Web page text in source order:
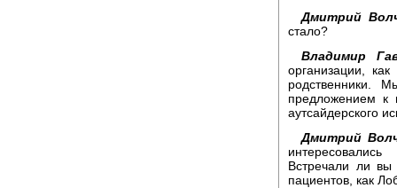
Дмитрий
стало?
Владимир
организации,
родственники.
предложением к
аутсайдерского
Дмитрий
Встречали ли вы
пациентов, как